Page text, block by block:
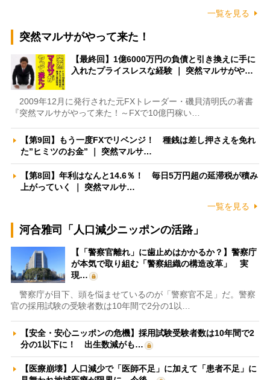
一覧を見る
突然マルサがやって来た！
【最終回】1億6000万円の負債と引き換えに手に
入れたプライスレスな経験 ｜ 突然マルサがや…
2009年12月に発行された元FXトレーダー・磯貝清明氏の著書
『突然マルサがやって来た！～FXで10億円稼い…
【第9回】もう一度FXでリベンジ！ 種銭は差し押さえを免れ
た”ヒミツのお金” ｜ 突然マルサ…
【第8回】年利はなんと14.6％！ 毎日5万円超の延滞税が積み
上がっていく ｜ 突然マルサ…
一覧を見る
河合雅司「人口減少ニッポンの活路」
【「警察官離れ」に歯止めはかかるか？】警察庁
が本気で取り組む「警察組織の構造改革」 実
現…
警察庁が目下、頭を悩ませているのが「警察官不足」だ。警察
官の採用試験の受験者数は10年間で2分の1以…
【安全・安心ニッポンの危機】採用試験受験者数は10年間で2
分の1以下に！ 出生数減がも…
【医療崩壊】人口減少で「医師不足」に加えて「患者不足」に